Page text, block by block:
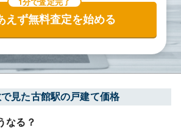
1分で査定完了
えず無料査定を始める
見た古館駅の戸建て価格
なる？